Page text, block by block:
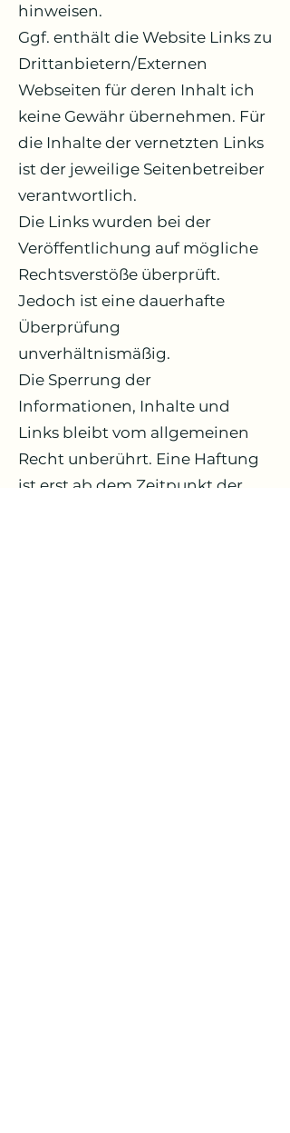
hinweisen.
Ggf. enthält die Website Links zu
Drittanbietern/Externen
Webseiten für deren Inhalt ich
keine Gewähr übernehmen. Für
die Inhalte der vernetzten Links
ist der jeweilige Seitenbetreiber
verantwortlich.
Die Links wurden bei der
Veröffentlichung auf mögliche
Rechtsverstöße überprüft.
Jedoch ist eine dauerhafte
Überprüfung
unverhältnismäßig.
Die Sperrung der
Informationen, Inhalte und
Links bleibt vom allgemeinen
Recht unberührt. Eine Haftung
ist erst ab dem Zeitpunkt der